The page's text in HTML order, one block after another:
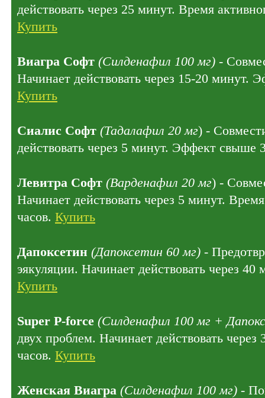
действовать через 25 минут. Время
Купить
Виагра Софт (Силденафил 100 мг) -
Начинает действовать через 15-20 минут.
Купить
Сиалис Софт (Тадалафил 20 мг) -
действовать через 5 минут. Эффект свыше
Левитра Софт (Варденафил 20 мг) -
Начинает действовать через 5 минут.
часов. Купить
Дапоксетин (Дапоксетин 60 мг) -
эякуляции. Начинает действовать через
Купить
Super P-force (Силденафил 100 мг +
двух проблем. Начинает действовать
часов. Купить
Женская Виагра (Силденафил 100 мг) -